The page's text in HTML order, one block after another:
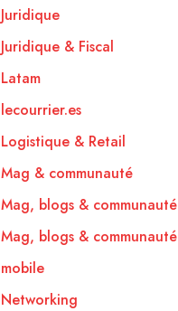
Juridique
Juridique & Fiscal
Latam
lecourrier.es
Logistique & Retail
Mag & communauté
Mag, blogs & communauté
Mag, blogs & communauté
mobile
Networking